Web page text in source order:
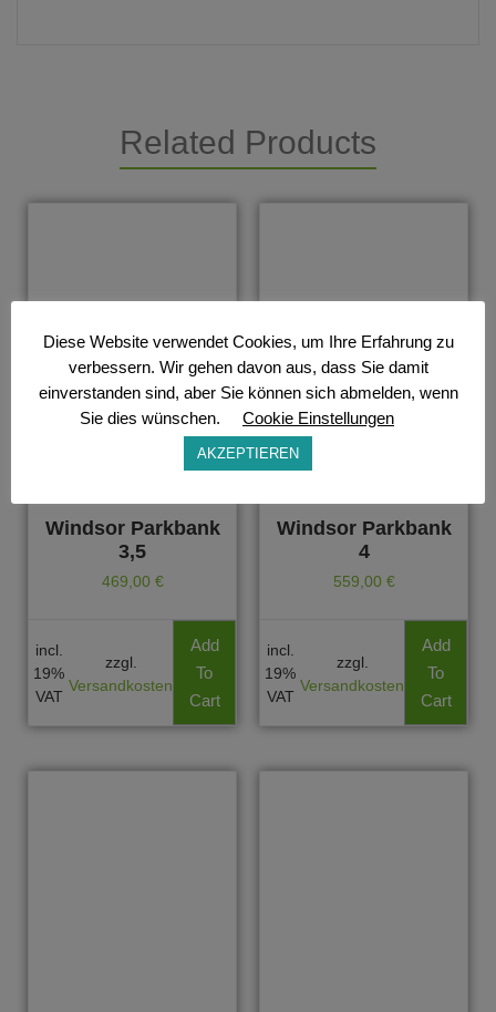
Related Products
Windsor Parkbank
3,5
469,00 €
incl.
19%
VAT
zzgl.
Versandkosten
Add
To
Cart
Windsor Parkbank
4
559,00 €
incl.
19%
VAT
zzgl.
Versandkosten
Add
To
Cart
Diese Website verwendet Cookies, um Ihre Erfahrung zu
verbessern. Wir gehen davon aus, dass Sie damit
einverstanden sind, aber Sie können sich abmelden, wenn
Sie dies wünschen.
Cookie Einstellungen
AKZEPTIEREN